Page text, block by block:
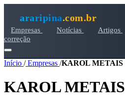
araripina.com.br
Empresas Notícias Artigos
correção
Início /Empresas /KAROL METAIS
KAROL METAIS